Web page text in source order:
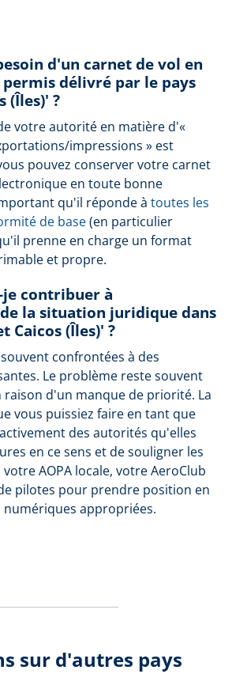
d'un carnet de vol en
délivré par le pays
(Îles)' ?
votre autorité en matière d'«
impressions » est
pouvez conserver votre carnet
en toute bonne
qu'il réponde à toutes les
de base(en particulier
prenne en charge un format
et propre.
contribuer à
la situation juridique dans
Caicos (Îles)' ?
confrontées à des
Le problème reste souvent
d'un manque de priorité. La
vous puissiez faire en tant que
des autorités qu'elles
en ce sens et de souligner les
AOPA locale, votre AeroClub
pilotes pour prendre position en
numériques appropriées.
sur d'autres pays